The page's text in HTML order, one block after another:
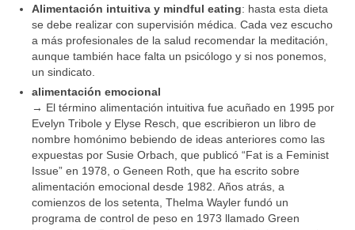
Alimentación intuitiva y mindful eating: hasta esta dieta
se debe realizar con supervisión médica. Cada vez escucho
a más profesionales de la salud recomendar la meditación,
aunque también hace falta un psicólogo y si nos ponemos,
un sindicato.
alimentación emocional
→ El término alimentación intuitiva fue acuñado en 1995 por
Evelyn Tribole y Elyse Resch, que escribieron un libro de
nombre homónimo bebiendo de ideas anteriores como las
expuestas por Susie Orbach, que publicó “Fat is a Feminist
Issue” en 1978, o Geneen Roth, que ha escrito sobre
alimentación emocional desde 1982. Años atrás, a
comienzos de los setenta, Thelma Wayler fundó un
programa de control de peso en 1973 llamado Green